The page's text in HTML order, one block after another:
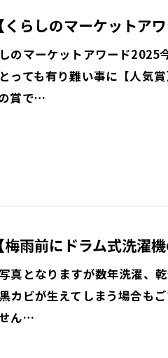
【くらしのマーケットア
のマーケットアワード2025
っても有り難い事に【人気
賞で…
【梅雨前にドラム式洗濯
真となりますが数年洗濯、
カビが生えてしまう場合も
ん…